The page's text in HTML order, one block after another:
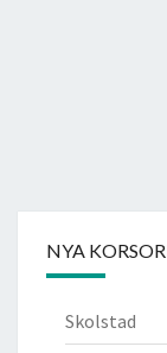
NYA
Skolstad